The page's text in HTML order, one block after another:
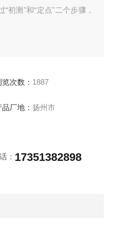
初测"和“定点"二个步骤，
览次数： 1887
品厂地： 扬州市
： 17351382898